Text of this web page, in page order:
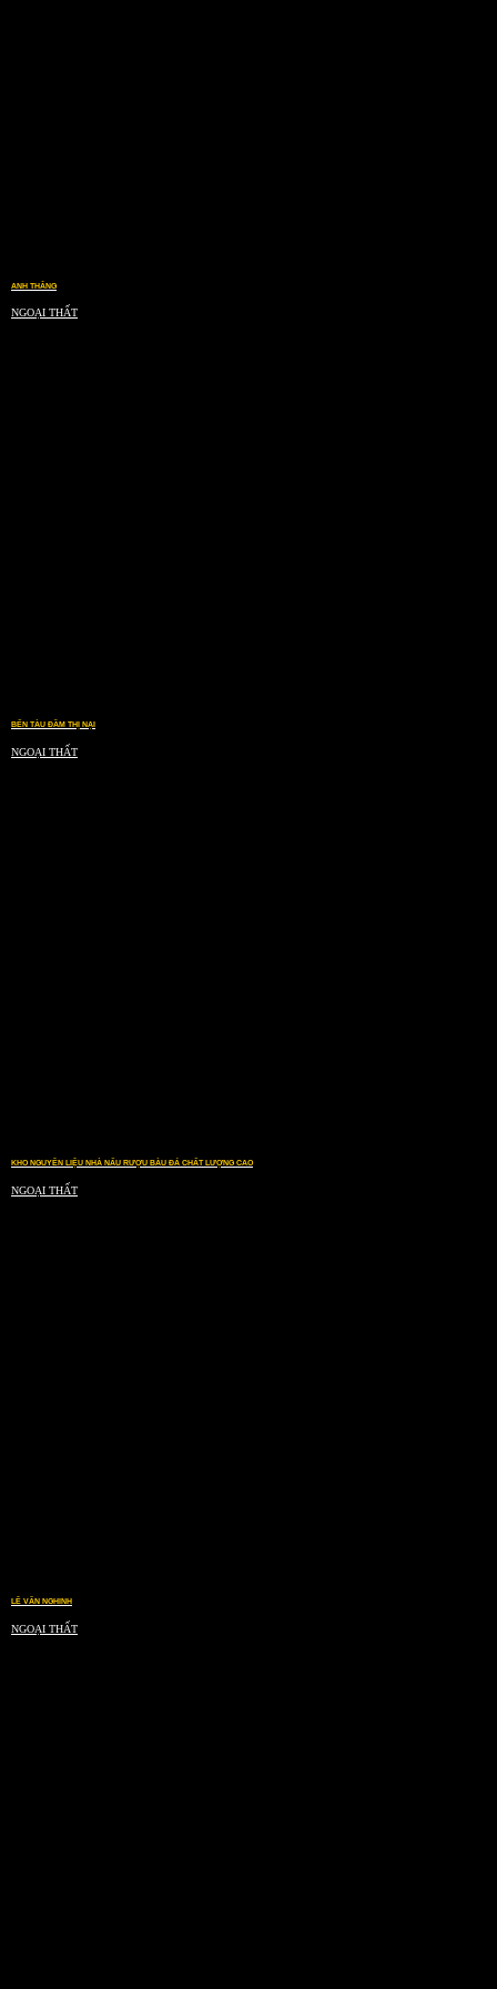
ANH THẮNG
NGOẠI THẤT
BẾN TÀU ĐẦM THỊ NẠI
NGOẠI THẤT
KHO NGUYÊN LIỆU NHÀ NẤU RƯỢU BÀU ĐÁ CHẤT LƯỢNG CAO
NGOẠI THẤT
LÊ VĂN NGHINH
NGOẠI THẤT